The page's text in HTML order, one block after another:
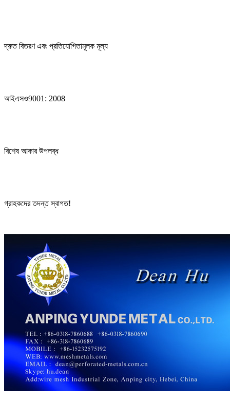
দ্রুত বিতরণ এবং প্রতিযোগিতামূলক মূল্য
আইএসও9001: 2008
বিশেষ আকার উপলব্ধ
গ্রাহকদের তদন্ত স্বাগত!